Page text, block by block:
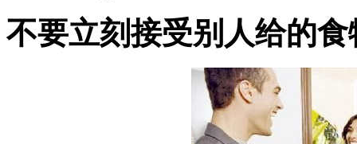
不要立刻接受别人给的